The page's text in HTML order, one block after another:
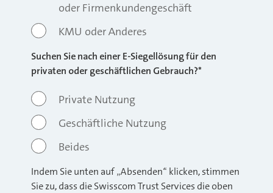
oder Firmenkundengeschäft
KMU oder Anderes
Suchen Sie nach einer E-Siegellösung für den
privaten oder geschäftlichen Gebrauch?*
Private Nutzung
Geschäftliche Nutzung
Beides
Indem Sie unten auf „Absenden“ klicken, stimmen
Sie zu, dass die Swisscom Trust Services die oben